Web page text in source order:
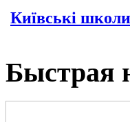
Київські
Быстрая